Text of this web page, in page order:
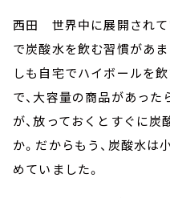
西田 世界中に展開され
で炭酸水を飲む習慣があ
しも自宅でハイボールを
で、大容量の商品があっ
が、放っておくとすぐに
か。だからもう、炭酸水
めていました。